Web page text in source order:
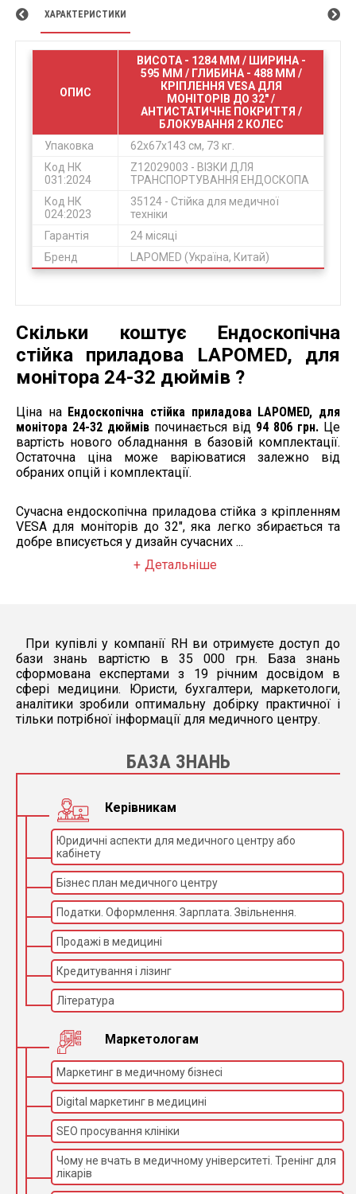
ХАРАКТЕРИСТИКИ
ОПИС
ВИСОТА - 1284 ММ / ШИРИНА -
595 ММ / ГЛИБИНА - 488 ММ /
КРІПЛЕННЯ VESA ДЛЯ
МОНІТОРІВ ДО 32" /
АНТИСТАТИЧНЕ ПОКРИТТЯ /
БЛОКУВАННЯ 2 КОЛЕС
Упаковка
62х67х143 см, 73 кг.
Код НК
031:2024
Z12029003 - ВІЗКИ ДЛЯ
ТРАНСПОРТУВАННЯ ЕНДОСКОПА
Код НК
024:2023
35124 - Стійка для медичної
техніки
Гарантія
24 місяці
Бренд
LAPOMED (Україна, Китай)
Скільки коштує Ендоскопічна
стійка приладова LAPOMED, для
монітора 24-32 дюймів ?
Ціна на Ендоскопічна стійка приладова LAPOMED, для
монітора 24-32 дюймів починається від 94 806 грн. Це
вартість нового обладнання в базовій комплектації.
Остаточна ціна може варіюватися залежно від
обраних опцій і комплектації.
Сучасна ендоскопічна приладова стійка з кріпленням
VESA для моніторів до 32", яка легко збирається та
добре вписується у дизайн сучасних ...
Детальніше
При купівлі у компанії RH ви отримуєте доступ до
бази знань вартістю в 35 000 грн. База знань
сформована експертами з 19 річним досвідом в
сфері медицини. Юристи, бухгалтери, маркетологи,
аналітики зробили оптимальну добірку практичної і
тільки потрібної інформації для медичного центру.
БАЗА ЗНАНЬ
Керівникам
Юридичні аспекти для медичного центру або
кабінету
Бізнес план медичного центру
Податки. Оформлення. Зарплата. Звільнення.
Продажі в медицині
Кредитування і лізинг
Література
Маркетологам
Маркетинг в медичному бізнесі
Digital маркетинг в медицині
SEO просування клініки
Чому не вчать в медичному університеті. Тренінг для
лікарів